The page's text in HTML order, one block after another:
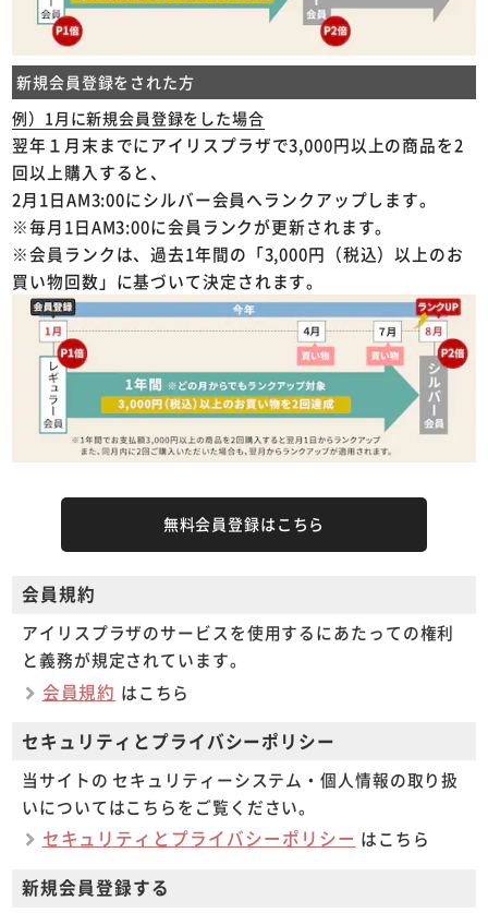
新規会員登録をされた方
例）1月に新規会員登録をした場合
翌年１月末までにアイリスプラザで3,000円以上の商品を2
回以上購入すると、
2月1日AM3:00にシルバー会員へランクアップします。
※毎月1日AM3:00に会員ランクが更新されます。
※会員ランクは、過去1年間の「3,000円（税込）以上のお
買い物回数」に基づいて決定されます。
無料会員登録はこちら
会員規約
アイリスプラザのサービスを使用するにあたっての権利
と義務が規定されています。
会員規約 はこちら
セキュリティとプライバシーポリシー
当サイトの セキュリティーシステム・個人情報の取り扱
いについてはこちらをご覧ください。
セキュリティとプライバシーポリシー はこちら
新規会員登録する